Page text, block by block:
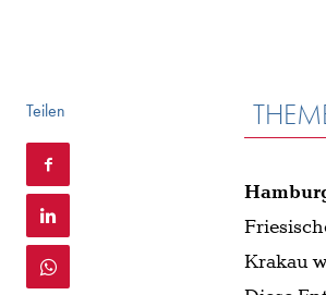
Teilen
Krakau